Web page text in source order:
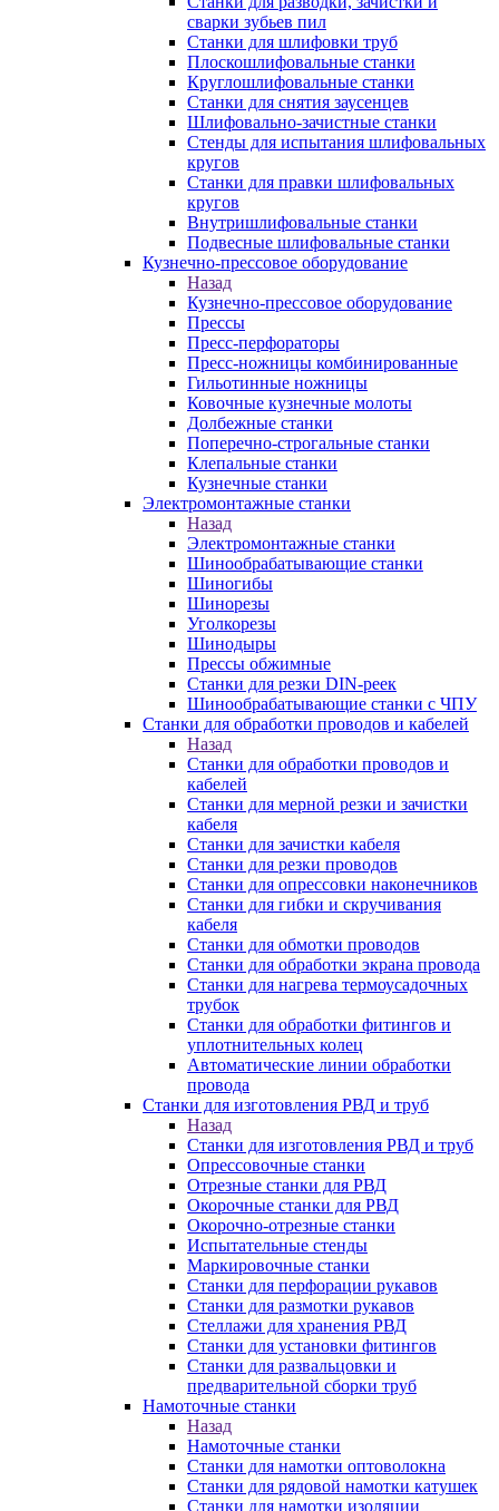
сварки зубьев пил
Станки для шлифовки труб
Плоскошлифовальные станки
Круглошлифовальные станки
Станки для снятия заусенцев
Шлифовально-зачистные станки
Стенды для испытания шлифовальных
кругов
Станки для правки шлифовальных
кругов
Внутришлифовальные станки
Подвесные шлифовальные станки
Кузнечно-прессовое оборудование
Назад
Кузнечно-прессовое оборудование
Прессы
Пресс-перфораторы
Пресс-ножницы комбинированные
Гильотинные ножницы
Ковочные кузнечные молоты
Долбежные станки
Поперечно-строгальные станки
Клепальные станки
Кузнечные станки
Электромонтажные станки
Назад
Электромонтажные станки
Шинообрабатывающие станки
Шиногибы
Шинорезы
Уголкорезы
Шинодыры
Прессы обжимные
Станки для резки DIN-реек
Шинообрабатывающие станки с ЧПУ
Станки для обработки проводов и кабелей
Назад
Станки для обработки проводов и
кабелей
Станки для мерной резки и зачистки
кабеля
Станки для зачистки кабеля
Станки для резки проводов
Станки для опрессовки наконечников
Станки для гибки и скручивания
кабеля
Станки для обмотки проводов
Станки для обработки экрана провода
Станки для нагрева термоусадочных
трубок
Станки для обработки фитингов и
уплотнительных колец
Автоматические линии обработки
провода
Станки для изготовления РВД и труб
Назад
Станки для изготовления РВД и труб
Опрессовочные станки
Отрезные станки для РВД
Окорочные станки для РВД
Окорочно-отрезные станки
Испытательные стенды
Маркировочные станки
Станки для перфорации рукавов
Станки для размотки рукавов
Стеллажи для хранения РВД
Станки для установки фитингов
Станки для развальцовки и
предварительной сборки труб
Намоточные станки
Назад
Намоточные станки
Станки для намотки оптоволокна
Станки для рядовой намотки катушек
Станки для намотки изоляции